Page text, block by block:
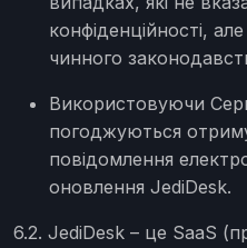
конфіденційності,
чинного
Використовуючи
погоджуються
повідомлення
оновлення JediDesk.
6.2. JediDesk – це SaaS